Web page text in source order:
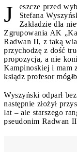
J
eszcze przed
Stefana
Zakładzie dla
Zgrupowania AK
Radwan II, z taką
przychodzę z dość
propozycja, a nie
Kampinoskiej i mam
ksiądz profesor
Wyszyński odparł
następnie złożył
lat – ale starszego
pseudonim Radwan